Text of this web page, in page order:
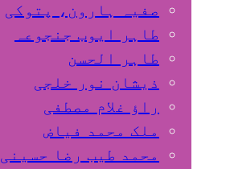
صفیہ ہارون، پتوکی
طاہر ایوب جنجوعہ
طاہر الحسن
ذیشان نور خلجی
راﺅ غلام مصطفی
ملک محمد فیاض
محمد طیب رضا حسینی